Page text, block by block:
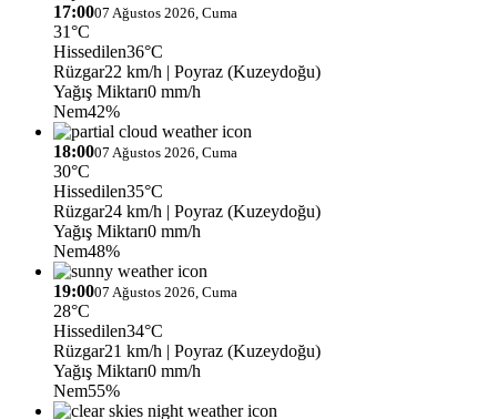
17:0007 Ağustos 2026, Cuma
31°C
Hissedilen36°C
Rüzgar22 km/h | Poyraz (Kuzeydoğu)
Yağış Miktarı0 mm/h
Nem42%
18:0007 Ağustos 2026, Cuma
30°C
Hissedilen35°C
Rüzgar24 km/h | Poyraz (Kuzeydoğu)
Yağış Miktarı0 mm/h
Nem48%
19:0007 Ağustos 2026, Cuma
28°C
Hissedilen34°C
Rüzgar21 km/h | Poyraz (Kuzeydoğu)
Yağış Miktarı0 mm/h
Nem55%